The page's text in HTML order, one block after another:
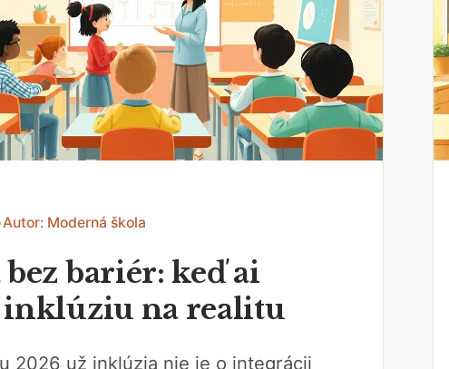
Autor: Moderná škola
bez bariér: keď ai
na realitu
2026 už inklúzia nie je o integrácii